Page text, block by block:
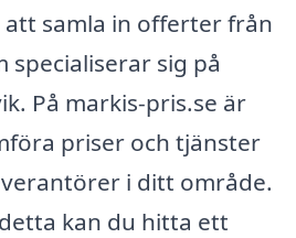
samla in offerter från
specialiserar sig på
På markis-pris.se är
priser och tjänster
i ditt område.
kan du hitta ett